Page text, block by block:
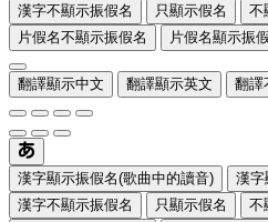
漢字不顯示振假名
只顯示假名
不
片假名不顯示振假名
片假名顯示振
翻譯顯示中文 翻譯顯示英文 翻譯
漢字顯示振假名(歌曲中的讀音)
漢字
漢字不顯示振假名
只顯示假名
不